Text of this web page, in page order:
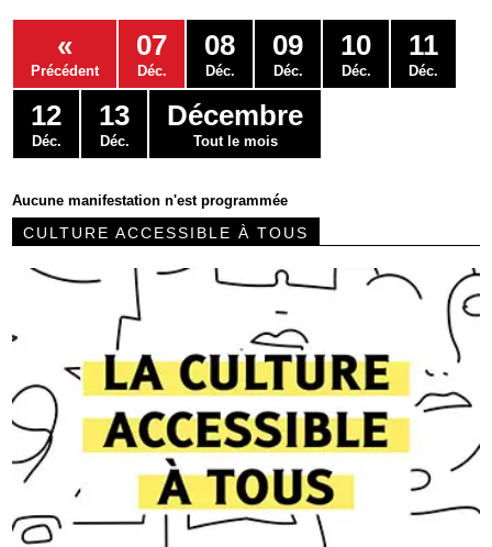
Services
Contacts
«
Précédent
07
Déc.
08
Déc.
09
Déc.
10
Déc.
11
Déc.
12
Déc.
13
Déc.
Décembre
Tout le mois
Aucune manifestation n'est programmée
CULTURE ACCESSIBLE À TOUS